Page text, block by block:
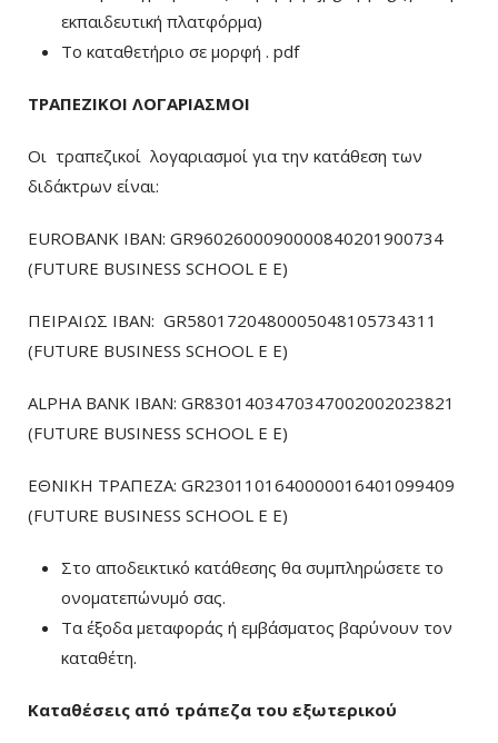
εκπαιδευτική πλατφόρμα)
To καταθετήριο σε μορφή . pdf
ΤΡΑΠΕΖΙΚΟΙ ΛΟΓΑΡΙΑΣΜΟΙ
Οι τραπεζικοί λογαριασμοί για την κατάθεση των
διδάκτρων είναι:
EUROBANK IBAN: GR9602600090000840201900734
(FUTURE BUSINESS SCHOOL E E)
ΠΕΙΡΑΙΩΣ ΙΒΑΝ: GR5801720480005048105734311
(FUTURE BUSINESS SCHOOL E E)
ALPHA BANK IBAN: GR8301403470347002002023821
(FUTURE BUSINESS SCHOOL E E)
ΕΘΝΙΚΗ ΤΡΑΠΕΖΑ: GR2301101640000016401099409
(FUTURE BUSINESS SCHOOL E E)
Στο αποδεικτικό κατάθεσης θα συμπληρώσετε το
ονοματεπώνυμό σας.
Τα έξοδα μεταφοράς ή εμβάσματος βαρύνουν τον
καταθέτη.
Καταθέσεις από τράπεζα του εξωτερικού